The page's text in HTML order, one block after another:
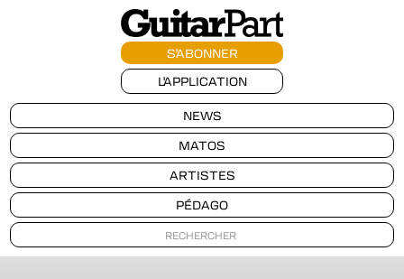
S'ABONNER
L'APPLICATION
NEWS
MATOS
ARTISTES
PÉDAGO